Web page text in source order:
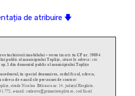
de atribuire 🡇